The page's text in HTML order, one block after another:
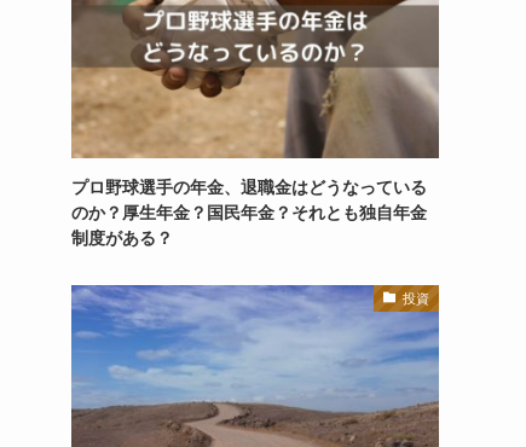
プロ野球選手の年金、退職金はどうなっている
のか？厚生年金？国民年金？それとも独自年金
制度がある？
投資